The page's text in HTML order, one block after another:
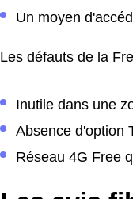
Un moyen
Les défauts de la
Inutile dans une
Absence d'option
Réseau 4G Free